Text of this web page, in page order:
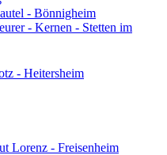
- Bönnigheim
- Kernen - Stetten im
- Heitersheim
Lorenz - Freisenheim